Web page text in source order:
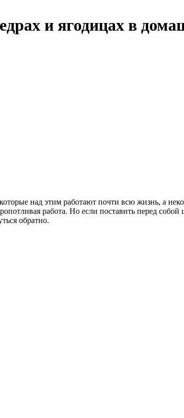
и ягодицах в
над этим работают почти всю жизнь, а
работа. Но если поставить перед
обратно.